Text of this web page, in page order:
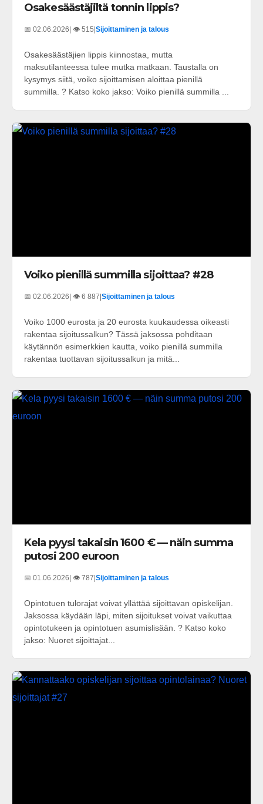
Osakesäästäjiltä tonnin lippis?
📅 02.06.2026 | 👁️ 515 Sijoittaminen ja talous
Osakesäästäjien lippis kiinnostaa, mutta
maksutilanteessa tulee mutka matkaan. Taustalla on
kysymys siitä, voiko sijoittamisen aloittaa pienillä
summilla. ? Katso koko jakso: Voiko pienillä summilla ...
Voiko pienillä summilla sijoittaa? #28
📅 02.06.2026 | 👁️ 6 887 Sijoittaminen ja talous
Voiko 1000 eurosta ja 20 eurosta kuukaudessa oikeasti
rakentaa sijoitussalkun? Tässä jaksossa pohditaan
käytännön esimerkkien kautta, voiko pienillä summilla
rakentaa tuottavan sijoitussalkun ja mitä...
Kela pyysi takaisin 1600 € — näin summa
putosi 200 euroon
📅 01.06.2026| 👁️ 787|Sijoittaminen ja talous
Opintotuen tulorajat voivat yllättää sijoittavan opiskelijan.
Jaksossa käydään läpi, miten sijoitukset voivat vaikuttaa
opintotukeen ja opintotuen asumislisään. ? Katso koko
jakso: Nuoret sijoittajat...